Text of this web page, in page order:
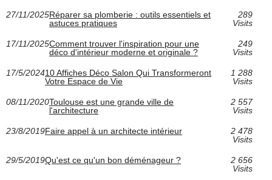
27/11/2025Réparer sa plomberie : outils essentiels et
astuces pratiques
289
Visits
17/11/2025Comment trouver l'inspiration pour une
déco d'intérieur moderne et originale ?
249
Visits
17/5/202410 Affiches Déco Salon Qui Transformeront
Votre Espace de Vie
1 288
Visits
08/11/2020Toulouse est une grande ville de
l'architecture
2 557
Visits
23/8/2019Faire appel à un architecte intérieur
2 478
Visits
29/5/2019Qu'est ce qu'un bon déménageur ?
2 656
Visits